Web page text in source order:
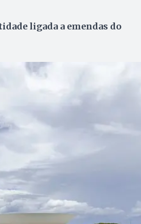
ligada a emendas do